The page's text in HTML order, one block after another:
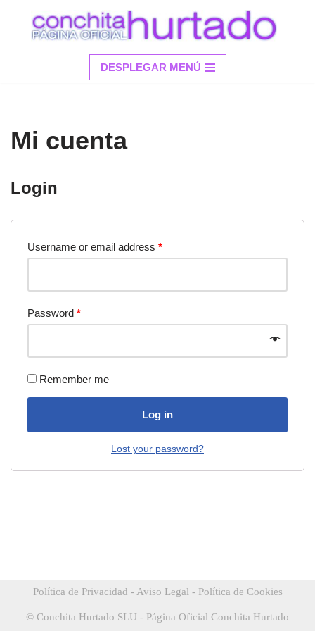
Saltar
DESPLEGAR MENÚ
Mi cuenta
Login
Username or email address *
Password *
Remember me
Log in
Lost your password?
Política de Privacidad - Aviso Legal - Política de Cookies
© Conchita Hurtado SLU - Página Oficial Conchita Hurtado